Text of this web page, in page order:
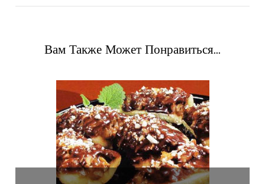
Вам Также Может Понравиться...